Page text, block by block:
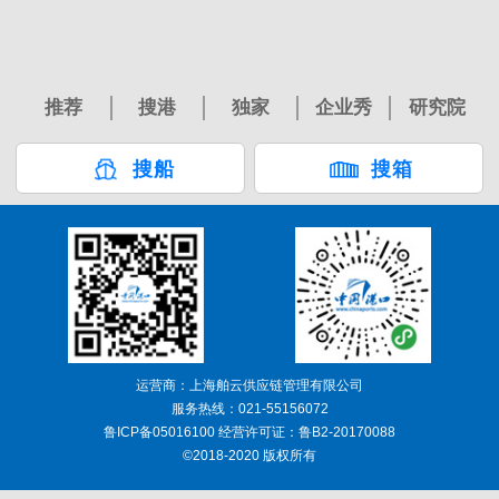
推荐 搜港 独家 企业秀 研究院
搜船 搜箱
运营商：上海舶云供应链管理有限公司
服务热线：021-55156072
鲁ICP备05016100 经营许可证：鲁B2-20170088
©2018-2020 版权所有